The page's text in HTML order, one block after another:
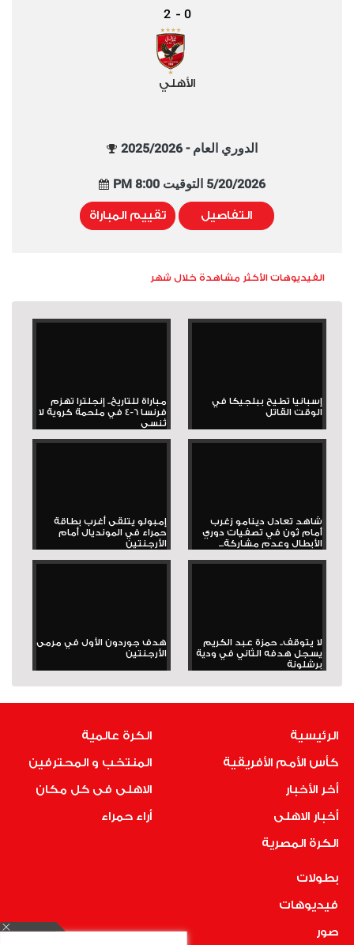
0
-
2
الأهلي
الدوري العام - 2025/2026
5/20/2026 التوقيت 8:00 PM
التفاصيل تقييم المباراة
الفيديوهات الأكثر مشاهدة خلال شهر
إسبانيا تطيح ببلجيكا في
الوقت القاتل
مباراة للتاريخ.. إنجلترا تهزم
فرنسا 6-4 في ملحمة كروية لا
تُنسى
شاهد تعادل دينامو زغرب
أمام ثون في تصفيات دوري
الأبطال وعدم مشاركة...
إمبولو يتلقى أغرب بطاقة
حمراء في المونديال أمام
الأرجنتين
لا يتوقف.. حمزة عبد الكريم
يسجل هدفه الثاني في ودية
برشلونة
هدف جوردون الأول في مرمى
الأرجنتين
الرئيسية
كأس الأمم الأفريقية
أخر الأخبار
أخبار الاهلى
الكرة المصرية
الكرة عالمية
المنتخب و المحترفين
الاهلى فى كل مكان
أراء حمراء
بطولات
فيديوهات
صور